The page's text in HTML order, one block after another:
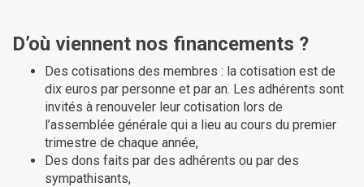
D’où viennent nos financements ?
Des cotisations des membres : la cotisation est de
dix euros par personne et par an. Les adhérents sont
invités à renouveler leur cotisation lors de
l’assemblée générale qui a lieu au cours du premier
trimestre de chaque année,
Des dons faits par des adhérents ou par des
sympathisants,